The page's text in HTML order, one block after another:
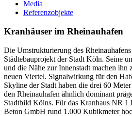
Media
Referenzobjekte
Kranhäuser im Rheinauhafen
Die Umstrukturierung des
Städtebauprojekt der Stadt Köln. Seine
und die Nähe zur Innenstadt machen ihn
neuen Viertel. Signalwirkung für den
Skyline der Stadt haben die drei 60
den Rheinauhafen ähnlich dominant
Stadtbild Kölns. Für das Kranhaus NR 1
Beton GmbH rund 1.000 Kubikmeter